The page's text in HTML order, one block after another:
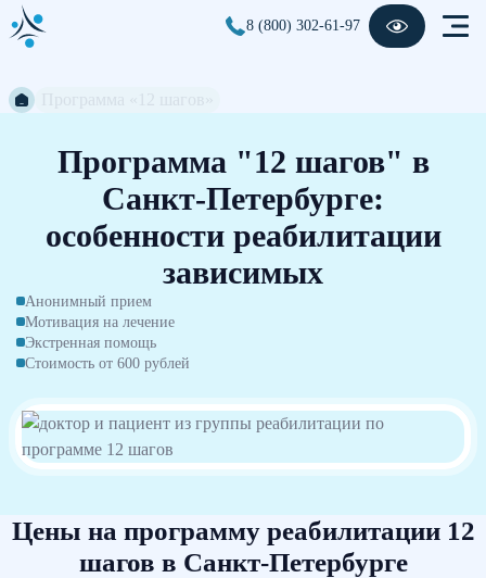
8 (800) 302-61-97
Программа "12 шагов" в
Санкт-Петербурге:
особенности реабилитации
зависимых
Анонимный прием
Мотивация на лечение
Экстренная помощь
Стоимость от 600 рублей
Цены на программу реабилитации 12
шагов в Санкт-Петербурге